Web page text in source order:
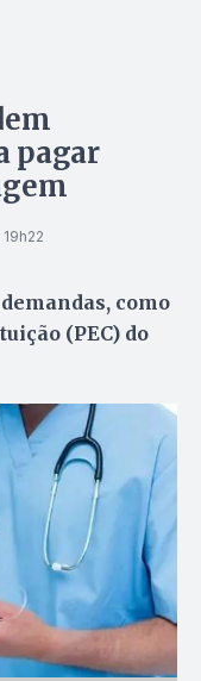
pagar
como
(PEC) do